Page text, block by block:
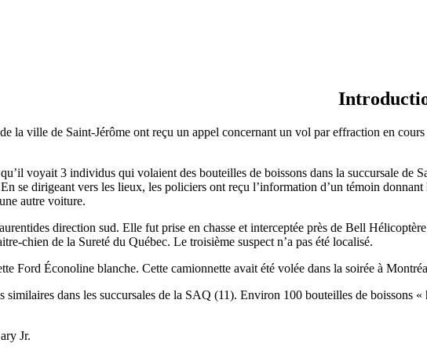
la ville de Saint-Jérôme ont reçu un appel concernant un vol par effraction en
voyait 3 individus qui volaient des bouteilles de boissons dans la succursale de
se dirigeant vers les lieux, les policiers ont reçu l’information d’un témoin
autre voiture.
direction sud. Elle fut prise en chasse et interceptée près de Bell
chien de la Sureté du Québec. Le troisième suspect n’a pas été localisé.
Ford Éconoline blanche. Cette camionnette avait été volée dans la soirée à
similaires dans les succursales de la SAQ (11). Environ 100 bouteilles de boissons
Jr.